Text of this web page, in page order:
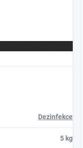
Dezinfekce
5 kg